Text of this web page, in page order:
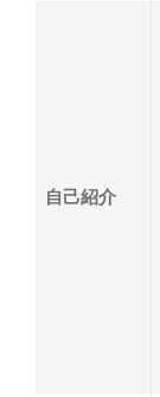
自己紹介